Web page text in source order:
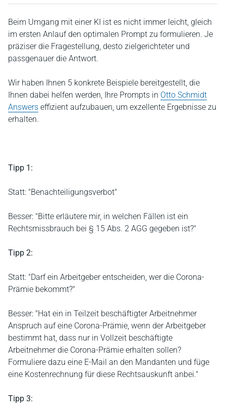
Beim Umgang mit einer KI ist es nicht immer leicht, gleich
im ersten Anlauf den optimalen Prompt zu formulieren. Je
präziser die Fragestellung, desto zielgerichteter und
passgenauer die Antwort.
Wir haben Ihnen 5 konkrete Beispiele bereitgestellt, die
Ihnen dabei helfen werden, Ihre Prompts in Otto Schmidt
Answers effizient aufzubauen, um exzellente Ergebnisse zu
erhalten.
Tipp 1:
Statt: "Benachteiligungsverbot"
Besser: "Bitte erläutere mir, in welchen Fällen ist ein
Rechtsmissbrauch bei § 15 Abs. 2 AGG gegeben ist?"
Tipp 2:
Statt: "Darf ein Arbeitgeber entscheiden, wer die Corona-
Prämie bekommt?"
Besser: "Hat ein in Teilzeit beschäftigter Arbeitnehmer
Anspruch auf eine Corona-Prämie, wenn der Arbeitgeber
bestimmt hat, dass nur in Vollzeit beschäftigte
Arbeitnehmer die Corona-Prämie erhalten sollen?
Formuliere dazu eine E-Mail an den Mandanten und füge
eine Kostenrechnung für diese Rechtsauskunft anbei."
Tipp 3: